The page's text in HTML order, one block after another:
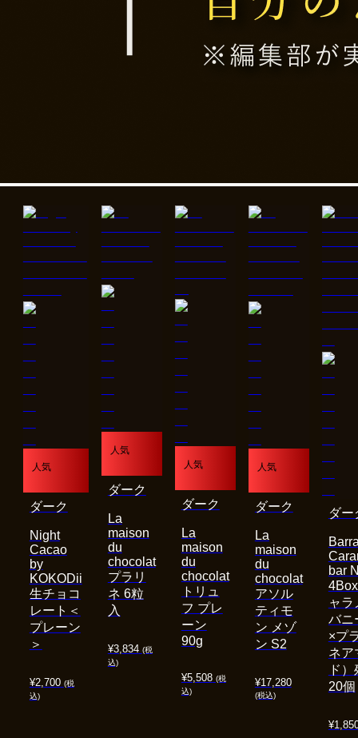
人気
¥2,700 (税
込)
Night
Cacao
by
KOKODii
生チョコ
レート＜
プレーン
＞
ダーク
人気
¥3,834 (税
込)
La
maison
du
chocolat
プラリ
ネ 6粒
入
ダーク
人気
¥5,508 (税
込)
La
maison
du
chocolat
トリュ
フ プレ
ーン
90g
ダーク
人気
¥17,280
(税込)
La
maison
du
chocolat
アソル
ティモ
ン メゾ
ン S2
ダーク
¥
bar
ャラ
バニ
×プ
ネア
ド
20個
ダー